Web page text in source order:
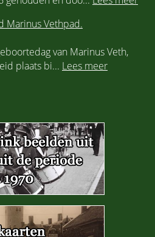
Marinus Vethpad.
van Marinus Veth,
plaats bi... Lees meer